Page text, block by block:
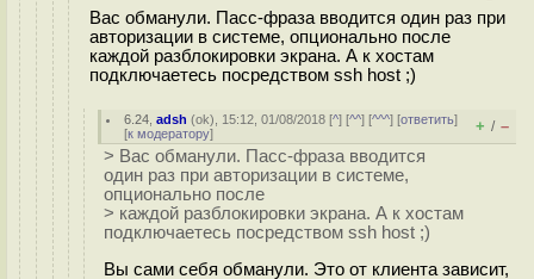
Вас обманули. Пасс-фраза вводится один раз при
авторизации в системе, опционально после
каждой разблокировки экрана. А к хостам
подключаетесь посредством ssh host ;)
6.24 ,adsh (ok), 15:12, 01/08/2018 [^] [^^] [^^^] [ответить]
[к модератору] + / –
> Вас обманули. Пасс-фраза вводится
один раз при авторизации в системе,
опционально после
> каждой разблокировки экрана. А к хостам
подключаетесь посредством ssh host ;)
Вы сами себя обманули. Это от клиента зависит,